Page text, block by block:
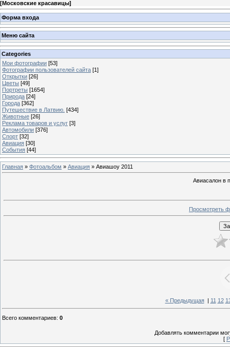
[Московские красавицы]
Форма входа
Меню сайта
Categories
Мои фотографии [53]
Фотографии пользователей сайта [1]
Открытки [26]
Цветы [49]
Портреты [1654]
Природа [24]
Города [362]
Путешествие в Латвию. [434]
Животные [26]
Реклама товаров и услуг [3]
Автомобили [376]
Спорт [32]
Авиация [30]
События [44]
Главная » Фотоальбом » Авиация » Авиашоу 2011
Авиасалон в
Просмотреть
« Предыдущая| 11 12
Всего комментариев: 0
Добавлять комментарии
[